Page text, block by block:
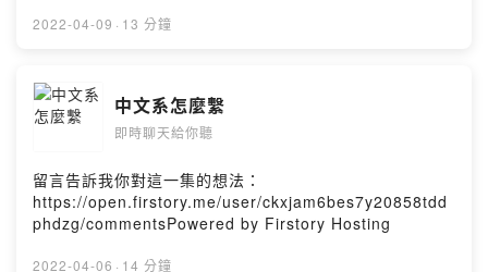
2022-04-09 · 13 分鐘
中文系怎麼繫
即時聊天給你聽
留言告訴我你對這一集的想法：
https://open.firstory.me/user/ckxjam6bes7y20858tdd
phdzg/commentsPowered by Firstory Hosting
2022-04-06 · 14 分鐘